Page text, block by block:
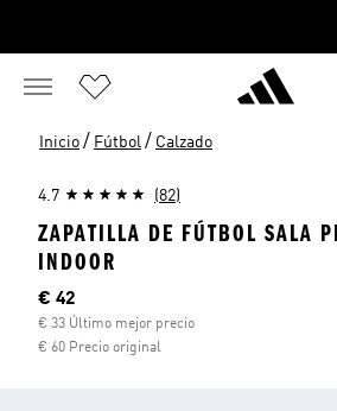
Inicio / Fútbol / Calzado
4.7 (82)
ZAPATILLA DE FÚTBOL SALA
INDOOR
Precio actual
€ 42
€ 33 Último mejor precio
€ 60 Precio original